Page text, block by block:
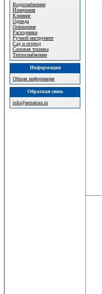
Водоснабжение
Измерения
Клининг
Одежда
Освещение
Расходники
Ручной инструмент
Сад и огород
Силовая техника
Теплоснабжение
Информация
Общая информация
Обратная связь
info@armatura.ru